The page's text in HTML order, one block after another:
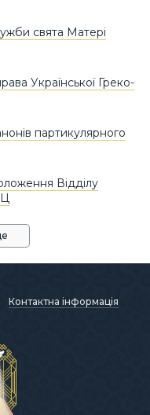
свята Матері
Української Греко-
партикулярного
Відділу
Контактна інформація